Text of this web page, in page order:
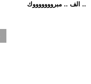
.. الف .. مبروووووووك